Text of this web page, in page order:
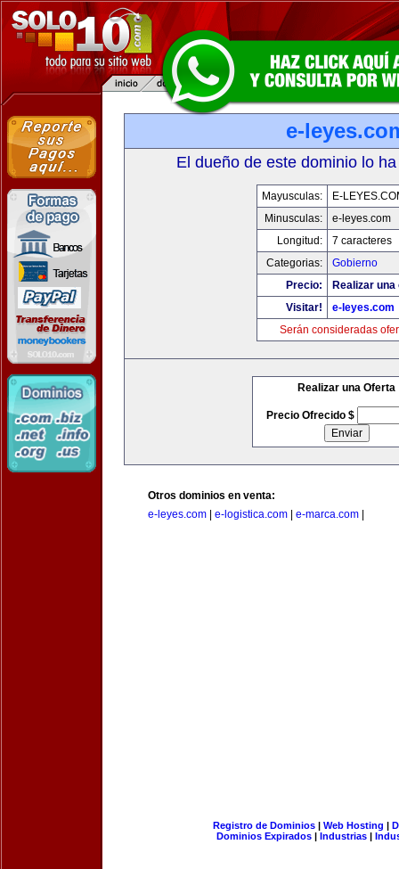
e-
El dueño de este dominio lo
Mayusculas:
E-
Minusculas:
e-leyes.com
Longitud:
7 caracteres
Categorias:
Gobierno
Precio:
Realizar
Visitar!
e-leyes.com
Serán consideradas
Realizar una Oferta
Precio Ofrecido $
Otros dominios en venta:
e-leyes.com
e-logistica.com e-marca.com
Registro de Dominios| Web Hosting |
Dominios Expirados | Industrias |